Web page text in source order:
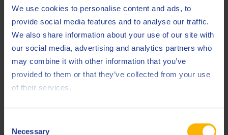
We use cookies to personalise content and ads, to
provide social media features and to analyse our traffic.
We also share information about your use of our site with
our social media, advertising and analytics partners who
may combine it with other information that you’ve
provided to them or that they’ve collected from your use
of their services.
Necessary
1. De wrijvingsoppervlakken maken contact met de
oneffenheden.
2. De hydrodynamische effecten van de olie, of de
reologische eigenschappen van bulkolie, hebben geen
3. De interacties in het contactgebied tussen
wrijvingsoppervlakken en het smeermiddel bepalen de